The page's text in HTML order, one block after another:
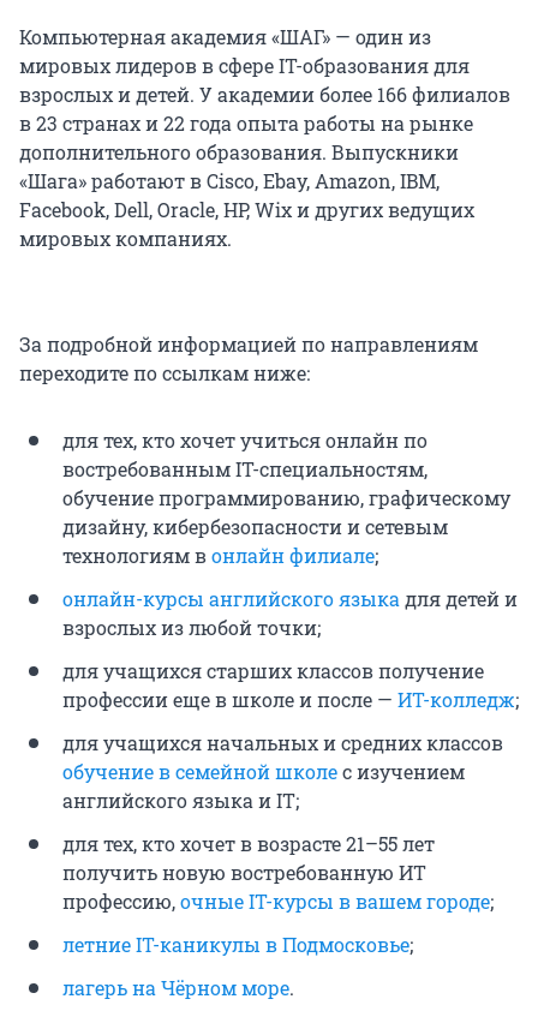
Компьютерная академия «ШАГ» — один из
мировых лидеров в сфере IT-образования для
взрослых и детей. У академии более 166 филиалов
в 23 странах и 22 года опыта работы на рынке
дополнительного образования. Выпускники
«Шага» работают в Cisco, Ebay, Amazon, IBM,
Facebook, Dell, Oracle, HP, Wix и других ведущих
мировых компаниях.
За подробной информацией по направлениям
переходите по ссылкам ниже:
для тех, кто хочет учиться онлайн по
востребованным IT-специальностям,
обучение программированию, графическому
дизайну, кибербезопасности и сетевым
технологиям вонлайн филиале;
онлайн-курсы английского языкадля детей и
взрослых из любой точки;
для учащихся старших классов получение
профессии еще в школе и после — ИТ-колледж;
для учащихся начальных и средних классов
обучение в семейной школес изучением
английского языка и IT;
для тех, кто хочет в возрасте 21–55 лет
получить новую востребованную ИТ
профессию,очные IT-курсы в вашем городе;
летние IT-каникулы в Подмосковье;
лагерь на Чёрном море.